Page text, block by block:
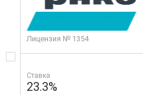
Лицензия № 1354
Ставка
23.3%